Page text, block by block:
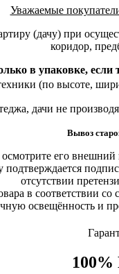
Уважаемые
(дачу) при
коридор,
в упаковке,
(по высоте,
дачи не
Вывоз
его
отсутствии
в соответствии
освещённость и
100%